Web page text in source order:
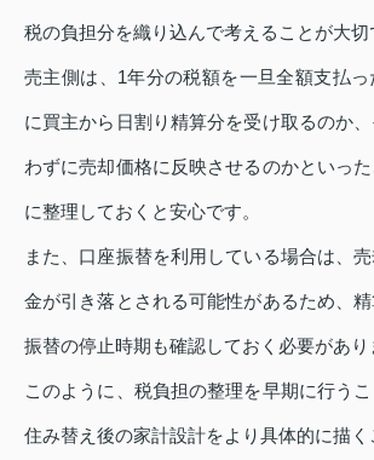
税の負担分を織り込んで考えることが大切
売主側は、1年分の税額を一旦全額支払
に買主から日割り精算分を受け取るのか
わずに売却価格に反映させるのかといっ
に整理しておくと安心です。
また、口座振替を利用している場合は、
金が引き落とされる可能性があるため、
振替の停止時期も確認しておく必要があり
このように、税負担の整理を早期に行う
住み替え後の家計設計をより具体的に描く